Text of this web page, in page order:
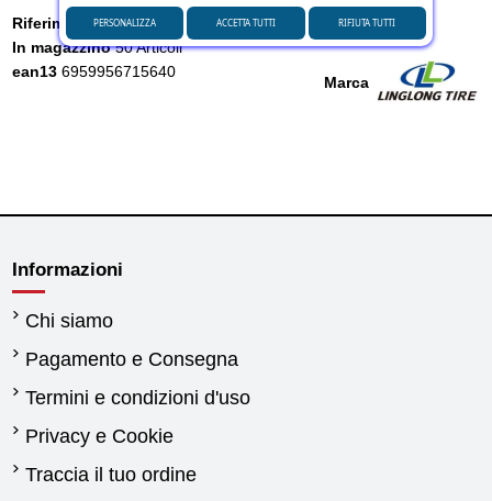
Marca
Riferimento 221010722
In magazzino 50 Articoli
ean13 6959956715640
Informazioni
Chi siamo
Pagamento e Consegna
Termini e condizioni d'uso
Privacy e Cookie
Traccia il tuo ordine
PERSONALIZZA RIFIUTA TUTTI
ACCETTA TUTTI